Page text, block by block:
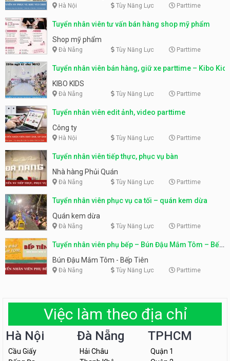
Hà Nội Tùy Năng Lực Parttime
Tuyển nhân viên tư vấn bán hàng shop mỹ phẩm
Shop mỹ phẩm
Đà Nẵng Tùy Năng Lực Parttime
Tuyển nhân viên bán hàng, giữ xe parttime – Kibo Kid
KIBO KIDS
Đà Nẵng Tùy Năng Lực Parttime
Tuyển nhân viên edit ảnh, video parttime
Công ty
Hà Nội Tùy Năng Lực Parttime
Tuyển nhân viên tiếp thực, phục vụ bàn
Nhà hàng Phủi Quán
Đà Nẵng Tùy Năng Lực Parttime
Tuyển nhân viên phục vụ ca tối – quán kem dừa
Quán kem dừa
Đà Nẵng Tùy Năng Lực Parttime
Tuyển nhân viên phụ bếp – Bún Đậu Mắm Tôm – Bếp
Tiên
Bún Đậu Mắm Tôm - Bếp Tiên
Đà Nẵng Tùy Năng Lực Parttime
Việc làm theo địa chỉ
Hà Nội
Cầu Giấy
Đà Nẵng
Hải Châu
TPHCM
Quận 1